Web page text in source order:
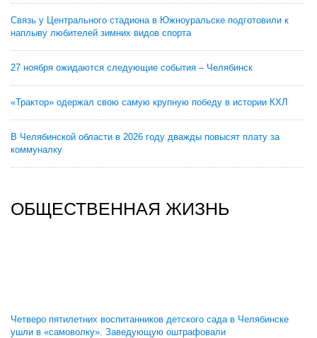
Связь у Центрального стадиона в Южноуральске подготовили к
наплыву любителей зимних видов спорта
27 ноября ожидаются следующие события – Челябинск
«Трактор» одержал свою самую крупную победу в истории КХЛ
В Челябинской области в 2026 году дважды повысят плату за
коммуналку
ОБЩЕСТВЕННАЯ ЖИЗНЬ
Четверо пятилетних воспитанников детского сада в Челябинске
ушли в «самоволку». Заведующую оштрафовали